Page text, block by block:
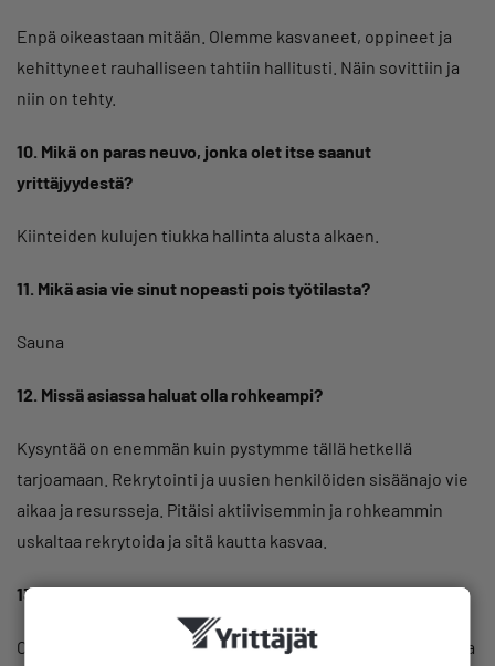
Enpä oikeastaan mitään. Olemme kasvaneet, oppineet ja
kehittyneet rauhalliseen tahtiin hallitusti. Näin sovittiin ja
niin on tehty.
10. Mikä on paras neuvo, jonka olet itse saanut
yrittäjyydestä?
Kiinteiden kulujen tiukka hallinta alusta alkaen.
11. Mikä asia vie sinut nopeasti pois työtilasta?
Sauna
12. Missä asiassa haluat olla rohkeampi?
Kysyntää on enemmän kuin pystymme tällä hetkellä
tarjoamaan. Rekrytointi ja uusien henkilöiden sisäänajo vie
aikaa ja resursseja. Pitäisi aktiivisemmin ja rohkeammin
uskaltaa rekrytoida ja sitä kautta kasvaa.
13. Miksi olet mukana Keravan Yrittäjien hallituksessa?
Olen aina ollut yhdistysaktiivi. Näen, että yhdistysten kautta